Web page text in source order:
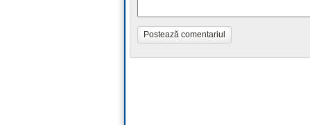
Postează comentariul